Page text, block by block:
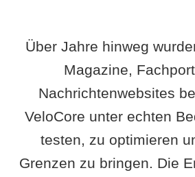
Über Jahre hinweg
Magazine,
Nachrichtenwebsites
VeloCore unter echten
testen, zu optimieren
Grenzen zu bringen. Die